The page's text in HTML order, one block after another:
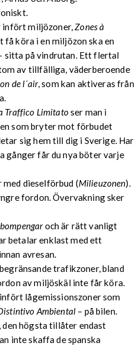
infört miljözoner,Zones à
få köra i en miljözon ska en
sitta på vindrutan. Ett flertal
av tillfälliga, väderberoende
de l´air, som kan aktiveras från
Traffico Limitatoser man i
som bryter mot förbudet
sig hem till dig i Sverige. Har
gånger får du nya böter varje
dieselförbud (Milieuzonen).
fordon. Övervakning sker
bompengaroch är rätt vanligt
betalar enklast med ett
avresan.
trafikzoner, bland
av miljöskäl inte får köra.
lågemissionszoner som
Ambiental – på bilen.
högsta tillåter endast
inte skaffa de spanska